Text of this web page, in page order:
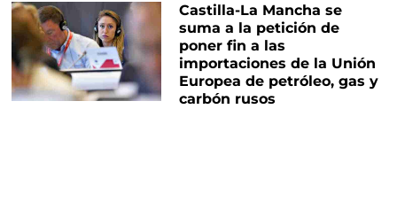
Castilla-La Mancha se
suma a la petición de
poner fin a las
importaciones de la Unión
Europea de petróleo, gas y
carbón rusos